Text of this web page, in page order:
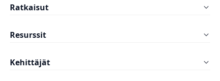
LynxPDF Web
Hallintapaneeli
Ratkaisut
Valmistava teollisuus
Resurssit
Kehittäjät